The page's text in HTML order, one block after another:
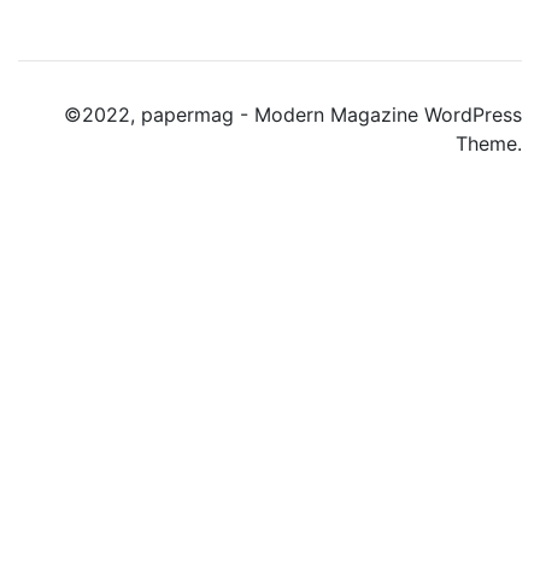
©2022, papermag - Modern Magazine WordPress
Theme.